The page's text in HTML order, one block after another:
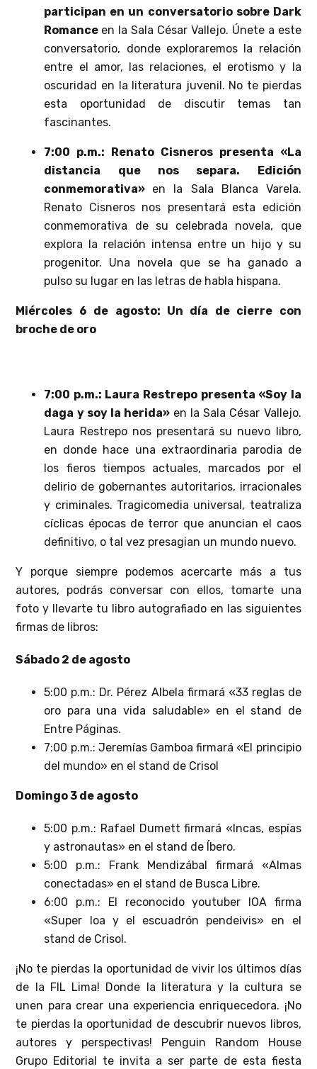
participan en un conversatorio sobre Dark
Romance en la Sala César Vallejo. Únete a este
conversatorio, donde exploraremos la relación
entre el amor, las relaciones, el erotismo y la
oscuridad en la literatura juvenil. No te pierdas
esta oportunidad de discutir temas tan
fascinantes.
7:00 p.m.: Renato Cisneros presenta «La
distancia que nos separa. Edición
conmemorativa» en la Sala Blanca Varela.
Renato Cisneros nos presentará esta edición
conmemorativa de su celebrada novela, que
explora la relación intensa entre un hijo y su
progenitor. Una novela que se ha ganado a
pulso su lugar en las letras de habla hispana.
Miércoles 6 de agosto: Un día de cierre con
broche de oro
7:00 p.m.: Laura Restrepo presenta «Soy la
daga y soy la herida» en la Sala César Vallejo.
Laura Restrepo nos presentará su nuevo libro,
en donde hace una extraordinaria parodia de
los fieros tiempos actuales, marcados por el
delirio de gobernantes autoritarios, irracionales
y criminales. Tragicomedia universal, teatraliza
cíclicas épocas de terror que anuncian el caos
definitivo, o tal vez presagian un mundo nuevo.
Y porque siempre podemos acercarte más a tus
autores, podrás conversar con ellos, tomarte una
foto y llevarte tu libro autografiado en las siguientes
firmas de libros:
Sábado 2 de agosto
5:00 p.m.: Dr. Pérez Albela firmará «33 reglas de
oro para una vida saludable» en el stand de
Entre Páginas.
7:00 p.m.: Jeremías Gamboa firmará «El principio
del mundo» en el stand de Crisol
Domingo 3 de agosto
5:00 p.m.: Rafael Dumett firmará «Incas, espías
y astronautas» en el stand de Íbero.
5:00 p.m.: Frank Mendizábal firmará «Almas
conectadas» en el stand de Busca Libre.
6:00 p.m.: El reconocido youtuber IOA firma
«Super Ioa y el escuadrón pendeivis» en el
stand de Crisol.
¡No te pierdas la oportunidad de vivir los últimos días
de la FIL Lima! Donde la literatura y la cultura se
unen para crear una experiencia enriquecedora. ¡No
te pierdas la oportunidad de descubrir nuevos libros,
autores y perspectivas! Penguin Random House
Grupo Editorial te invita a ser parte de esta fiesta